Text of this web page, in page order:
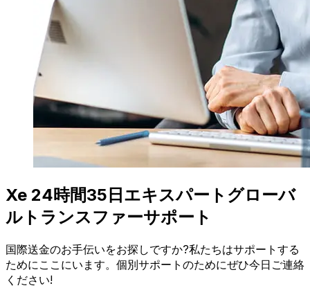
Xe 24時間35日エキスパートグローバ
ルトランスファーサポート
国際送金のお手伝いをお探しですか?私たちはサポートする
ためにここにいます。個別サポートのためにぜひ今日ご連絡
ください!